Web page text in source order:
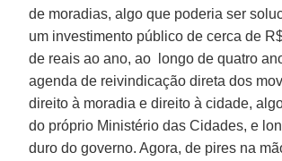
de moradias, algo que poderia ser
um investimento público de cerca de
de reais ao ano, ao longo de quatro
agenda de reivindicação direta dos
direito à moradia e direito à cidade,
do próprio Ministério das Cidades, e
duro do governo. Agora, de pires na